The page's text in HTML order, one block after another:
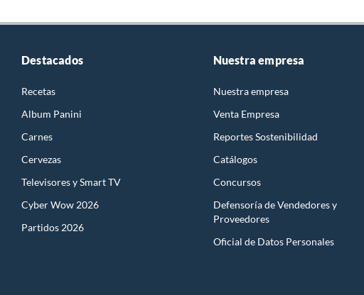
Destacados
Recetas
Album Panini
Carnes
Cervezas
Televisores y Smart TV
Cyber Wow 2026
Partidos 2026
Nuestra empresa
Nuestra empresa
Venta Empresa
Reportes Sostenibilidad
Catálogos
Concursos
Defensoría de Vendedores y
Proveedores
Oficial de Datos Personales